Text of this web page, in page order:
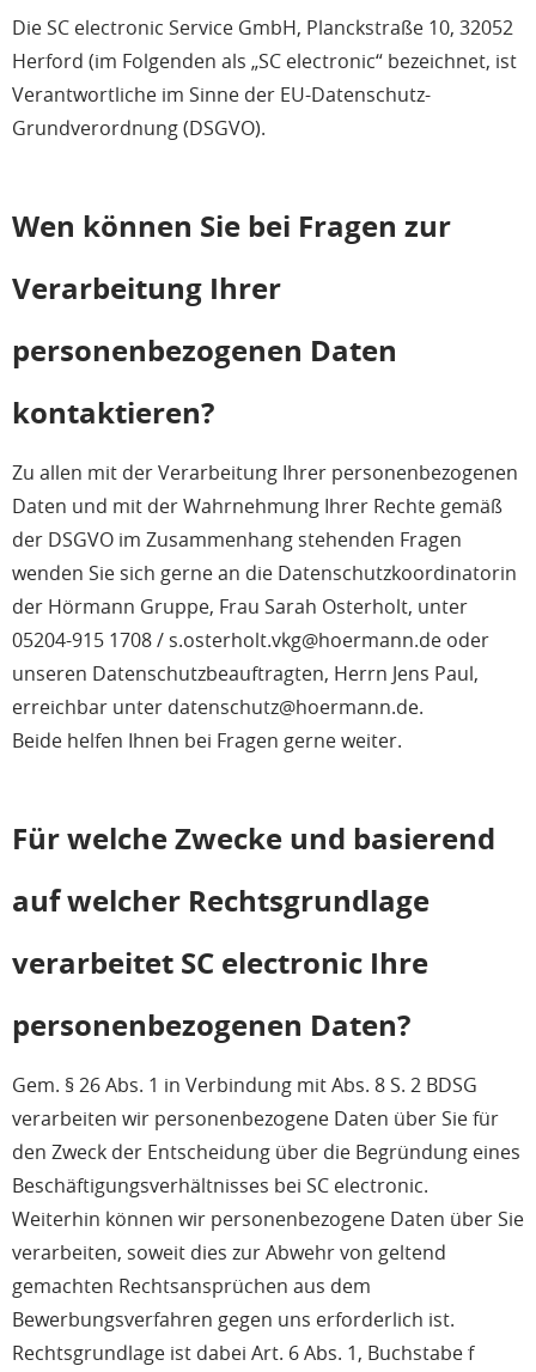
Die SC electronic Service GmbH, Planckstraße 10, 32052
Herford (im Folgenden als „SC electronic“ bezeichnet, ist
Verantwortliche im Sinne der EU-Datenschutz-
Grundverordnung (DSGVO).
Wen können Sie bei Fragen zur
Verarbeitung Ihrer
personenbezogenen Daten
kontaktieren?
Zu allen mit der Verarbeitung Ihrer personenbezogenen
Daten und mit der Wahrnehmung Ihrer Rechte gemäß
der DSGVO im Zusammenhang stehenden Fragen
wenden Sie sich gerne an die Datenschutzkoordinatorin
der Hörmann Gruppe, Frau Sarah Osterholt, unter
05204-915 1708 / s.osterholt.vkg@hoermann.de oder
unseren Datenschutzbeauftragten, Herrn Jens Paul,
erreichbar unter datenschutz@hoermann.de.
Beide helfen Ihnen bei Fragen gerne weiter.
Für welche Zwecke und basierend
auf welcher Rechtsgrundlage
verarbeitet SC electronic Ihre
personenbezogenen Daten?
Gem. § 26 Abs. 1 in Verbindung mit Abs. 8 S. 2 BDSG
verarbeiten wir personenbezogene Daten über Sie für
den Zweck der Entscheidung über die Begründung eines
Beschäftigungsverhältnisses bei SC electronic.
Weiterhin können wir personenbezogene Daten über Sie
verarbeiten, soweit dies zur Abwehr von geltend
gemachten Rechtsansprüchen aus dem
Bewerbungsverfahren gegen uns erforderlich ist.
Rechtsgrundlage ist dabei Art. 6 Abs. 1, Buchstabe f